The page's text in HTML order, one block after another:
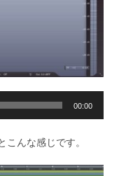
00:00
こんな感じです。